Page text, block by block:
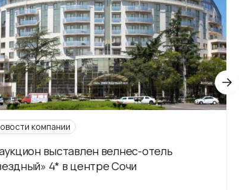
компании
выставлен велнес-отель
4* в центре Сочи